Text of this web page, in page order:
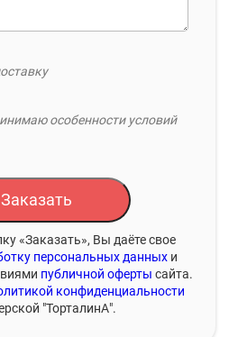
особенности условий
Заказать
«Заказать», Вы даёте свое
персональных данных и
публичной оферты сайта.
конфиденциальности
"ТорталинА".